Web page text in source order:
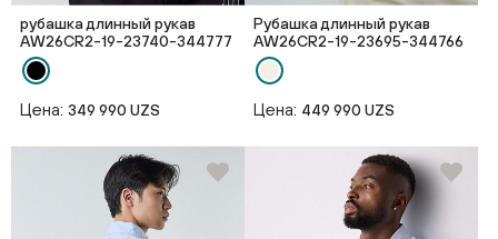
рубашка длинный рукав
AW26CR2-19-23740-344777
Цена: 349 990 UZS
Рубашка длинный рукав
AW26CR2-19-23695-344766
Цена: 449 990 UZS